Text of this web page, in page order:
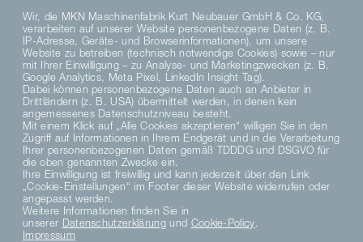
DE
DATENSCHUTZHINWEISE
DATENSCHUTZERKLÄRUNG SOCIAL MEDIA
DATENSCHUTZERKLÄRUNG
Wir, die MKN Maschinenfabrik Kurt Neubauer GmbH & Co. KG,
verarbeiten auf unserer Website personenbezogene Daten (z. B.
IP-Adresse, Geräte- und Browserinformationen), um unsere
Website zu betreiben (technisch notwendige Cookies) sowie – nur
mit Ihrer Einwilligung – zu Analyse- und Marketingzwecken (z. B.
Google Analytics, Meta Pixel, LinkedIn Insight Tag).
Dabei können personenbezogene Daten auch an Anbieter in
Drittländern (z. B. USA) übermittelt werden, in denen kein
angemessenes Datenschutzniveau besteht.
Mit einem Klick auf „Alle Cookies akzeptieren“ willigen Sie in den
Zugriff auf Informationen in Ihrem Endgerät und in die Verarbeitung
Ihrer personenbezogenen Daten gemäß TDDDG und DSGVO für
die oben genannten Zwecke ein.
Ihre Einwilligung ist freiwillig und kann jederzeit über den Link
„Cookie-Einstellungen“ im Footer dieser Website widerrufen oder
angepasst werden.
Weitere Informationen finden Sie in
unserer Datenschutzerklärungund Cookie-Policy.
Impressum